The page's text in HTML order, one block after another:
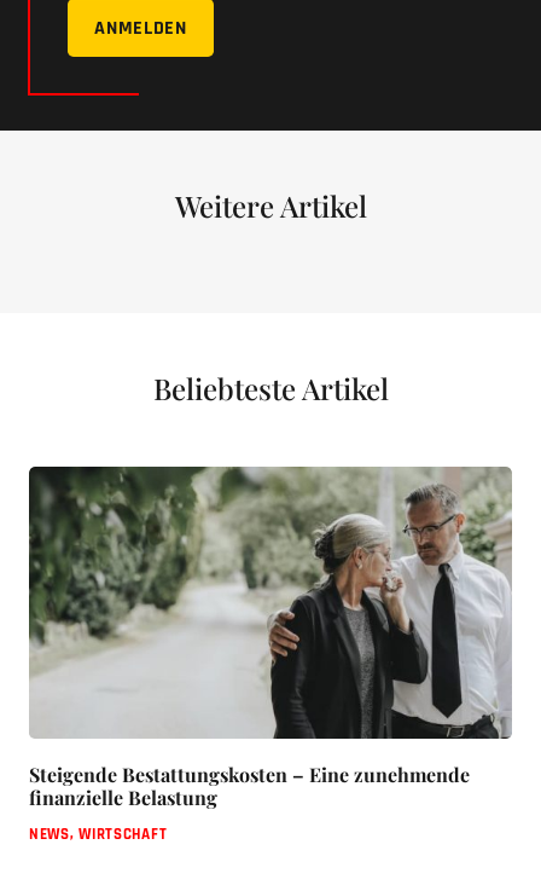
ANMELDEN
Weitere Artikel
Beliebteste Artikel
Steigende Bestattungskosten – Eine zunehmende
finanzielle Belastung
NEWS,WIRTSCHAFT